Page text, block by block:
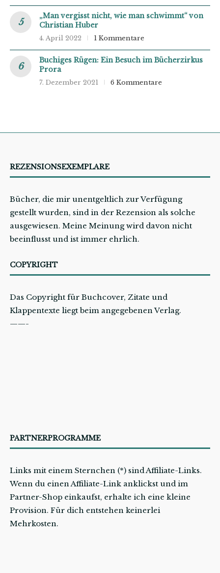
„Man vergisst nicht, wie man schwimmt“ von
Christian Huber
4. April 2022 1 Kommentare
Buchiges Rügen: Ein Besuch im Bücherzirkus
Prora
7. Dezember 2021 6 Kommentare
REZENSIONSEXEMPLARE
Bücher, die mir unentgeltlich zur Verfügung
gestellt wurden, sind in der Rezension als solche
ausgewiesen. Meine Meinung wird davon nicht
beeinflusst und ist immer ehrlich.
COPYRIGHT
Das Copyright für Buchcover, Zitate und
Klappentexte liegt beim angegebenen Verlag.
——-
PARTNERPROGRAMME
Links mit einem Sternchen (*) sind Affiliate-Links.
Wenn du einen Affiliate-Link anklickst und im
Partner-Shop einkaufst, erhalte ich eine kleine
Provision. Für dich entstehen keinerlei
Mehrkosten.